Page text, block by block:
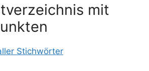
mit
Stichwörter